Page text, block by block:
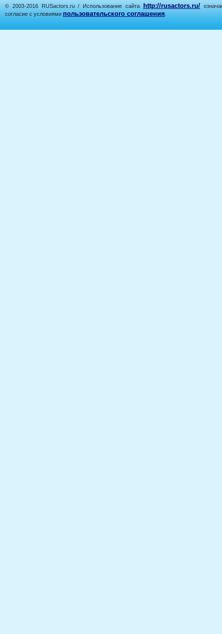
© 2003-2016 RUSactors.ru / Использование сайта http://rusactors.ru/
согласие с условиями пользовательского соглашения